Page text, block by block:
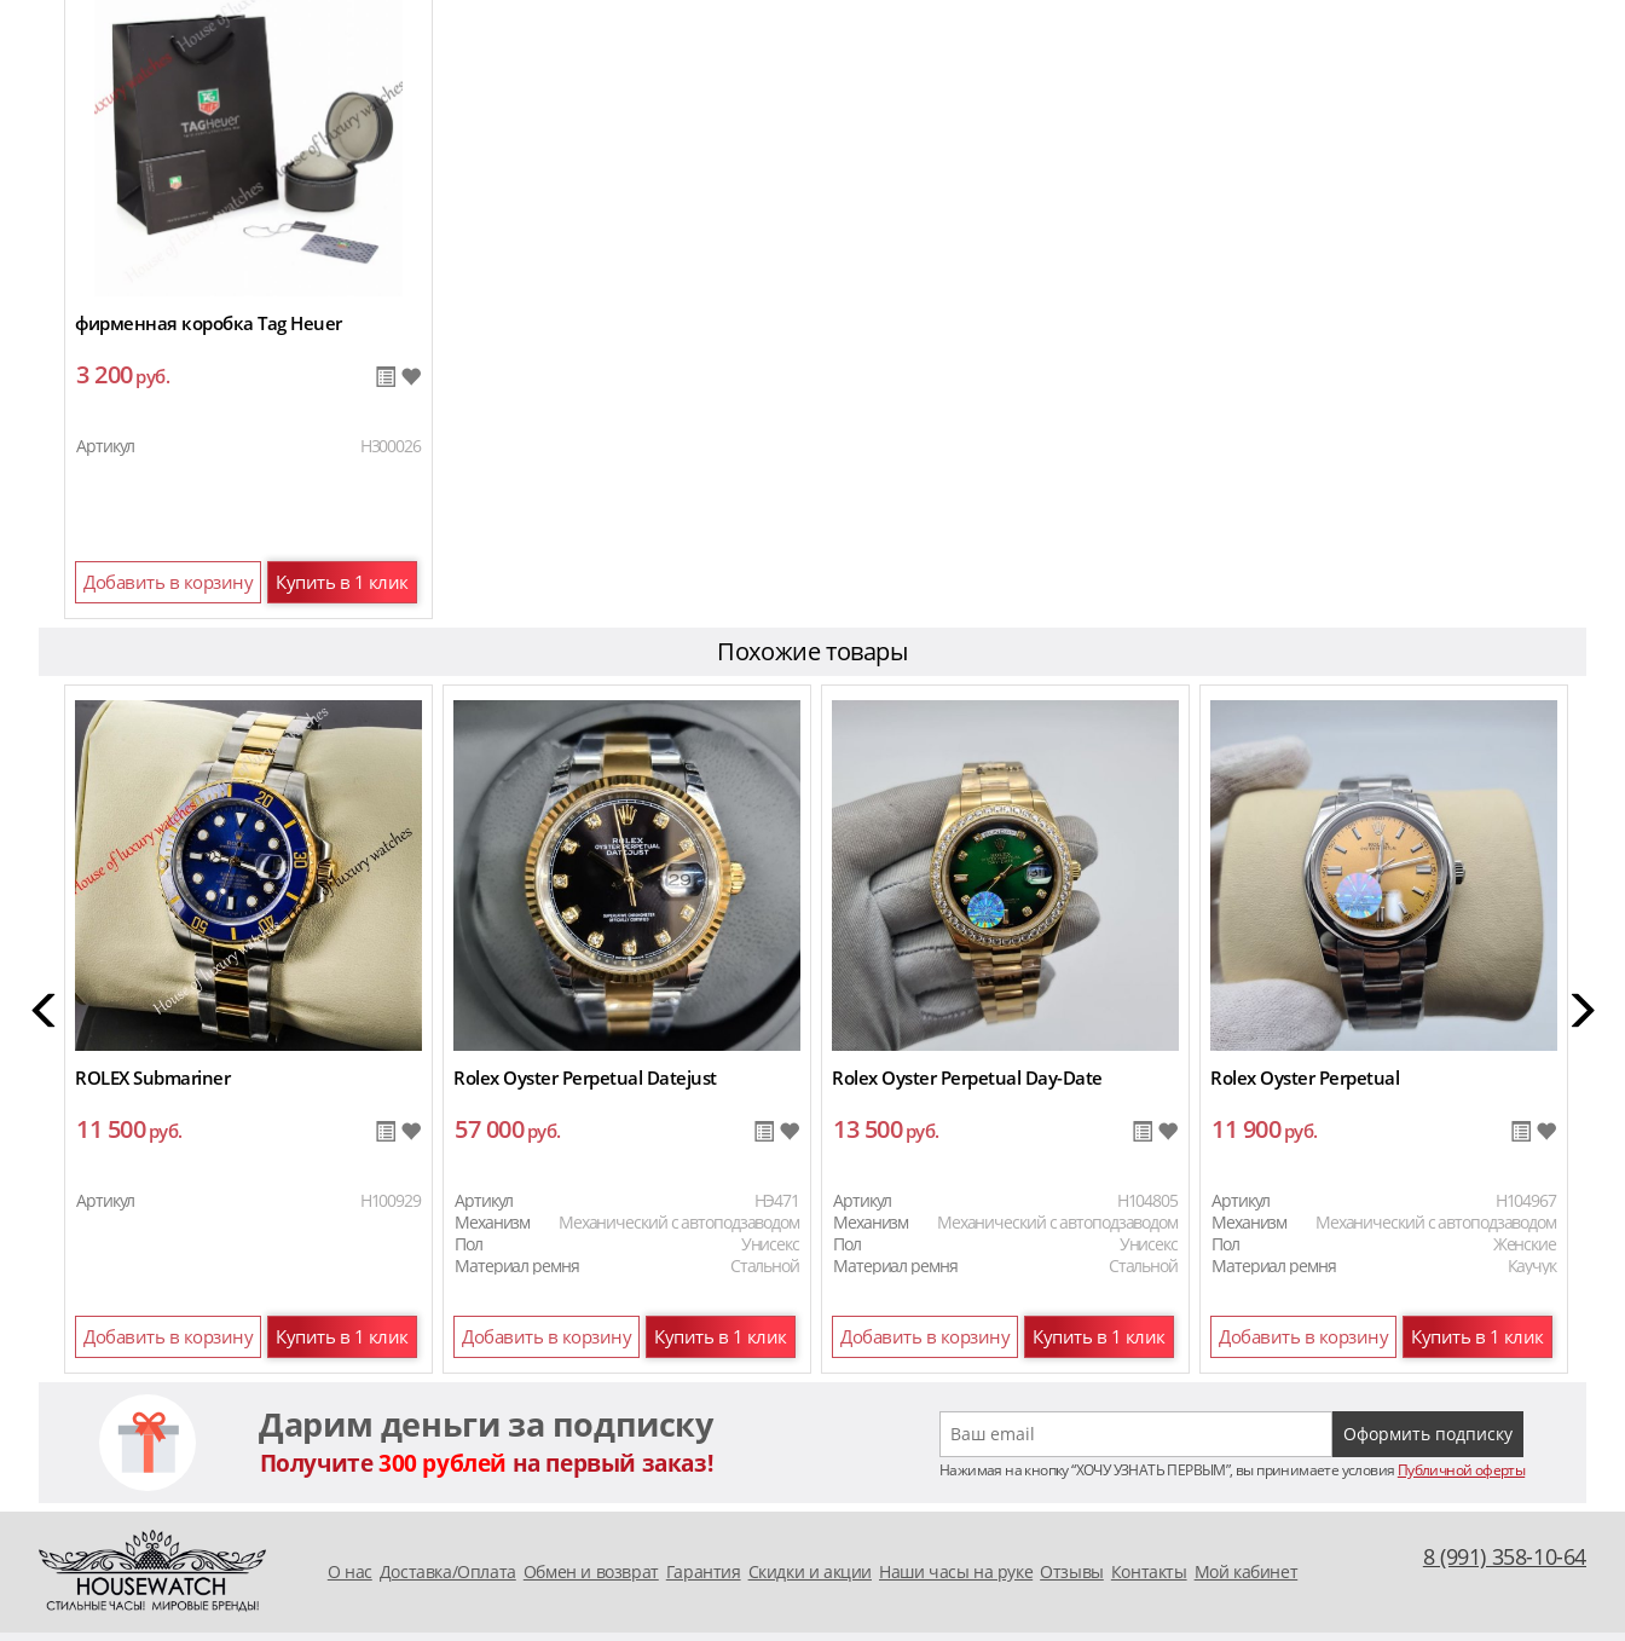
фирменная коробка Tag Heuer
3 200руб.
Артикул H300026
Добавить в корзину Купить в 1 клик
Похожие товары
ROLEX Submariner
11 500руб.
Артикул H100929
Добавить в корзину Купить в 1 клик
Rolex Oyster Perpetual Datejust
57 000руб.
Артикул
HЭ471
Механизм
Механический с автоподзаводом
Пол
Унисекс
Материал ремня
Стальной
Добавить в корзину Купить в 1 клик
Rolex Oyster Perpetual Day-Date
13 500руб.
Артикул
H104805
Механизм
Механический с автоподзаводом
Пол
Унисекс
Материал ремня
Стальной
Добавить в корзину Купить в 1 клик
Rolex Oyster Perpetual
11 900руб.
Артикул
H104967
Механизм
Механический с автоподзаводом
Пол
Женские
Материал ремня
Каучук
Добавить в корзину Купить в 1 клик
Дарим деньги за подписку
Получите300 рублей на первый заказ! Нажимая на кнопку “ХОЧУ УЗНАТЬ ПЕРВЫМ”, вы принимаете условия Публичной оферты
O нас Доставка/Оплата Обмен и возврат Гарантия Скидки и акции Наши часы на руке Отзывы Контакты Мой кабинет
8 (991) 358-10-64